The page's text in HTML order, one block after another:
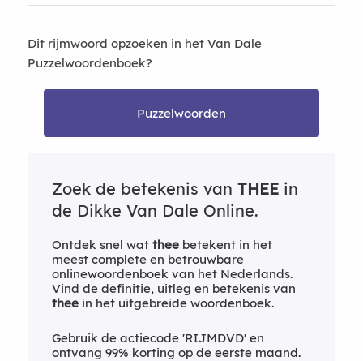
Dit rijmwoord opzoeken in het Van Dale
Puzzelwoordenboek?
Puzzelwoorden
Zoek de betekenis van THEEin
de Dikke Van Dale Online.
Ontdek snel wat theebetekent in het
meest complete en betrouwbare
onlinewoordenboek van het Nederlands.
Vind de definitie, uitleg en betekenis van
theein het uitgebreide woordenboek.
Gebruik de actiecode 'RIJMDVD' en
ontvang 99% korting op de eerste maand.